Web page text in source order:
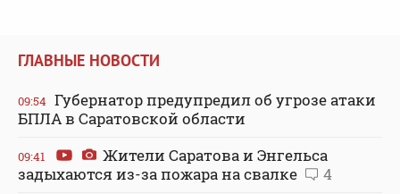
ГЛАВНЫЕ НОВОСТИ
09:54 Губернатор предупредил об угрозе атаки
БПЛА в Саратовской области
09:41
Жители Саратова и Энгельса
задыхаются из-за пожара на свалке
4